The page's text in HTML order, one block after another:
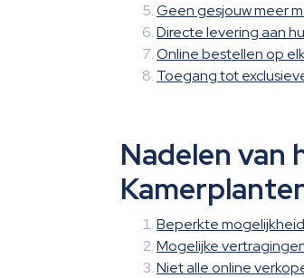
Geen gesjouw meer
Directe levering aan
Online bestellen op
Toegang tot
Nadelen van
Beperkte
Mogelijke
Niet alle online